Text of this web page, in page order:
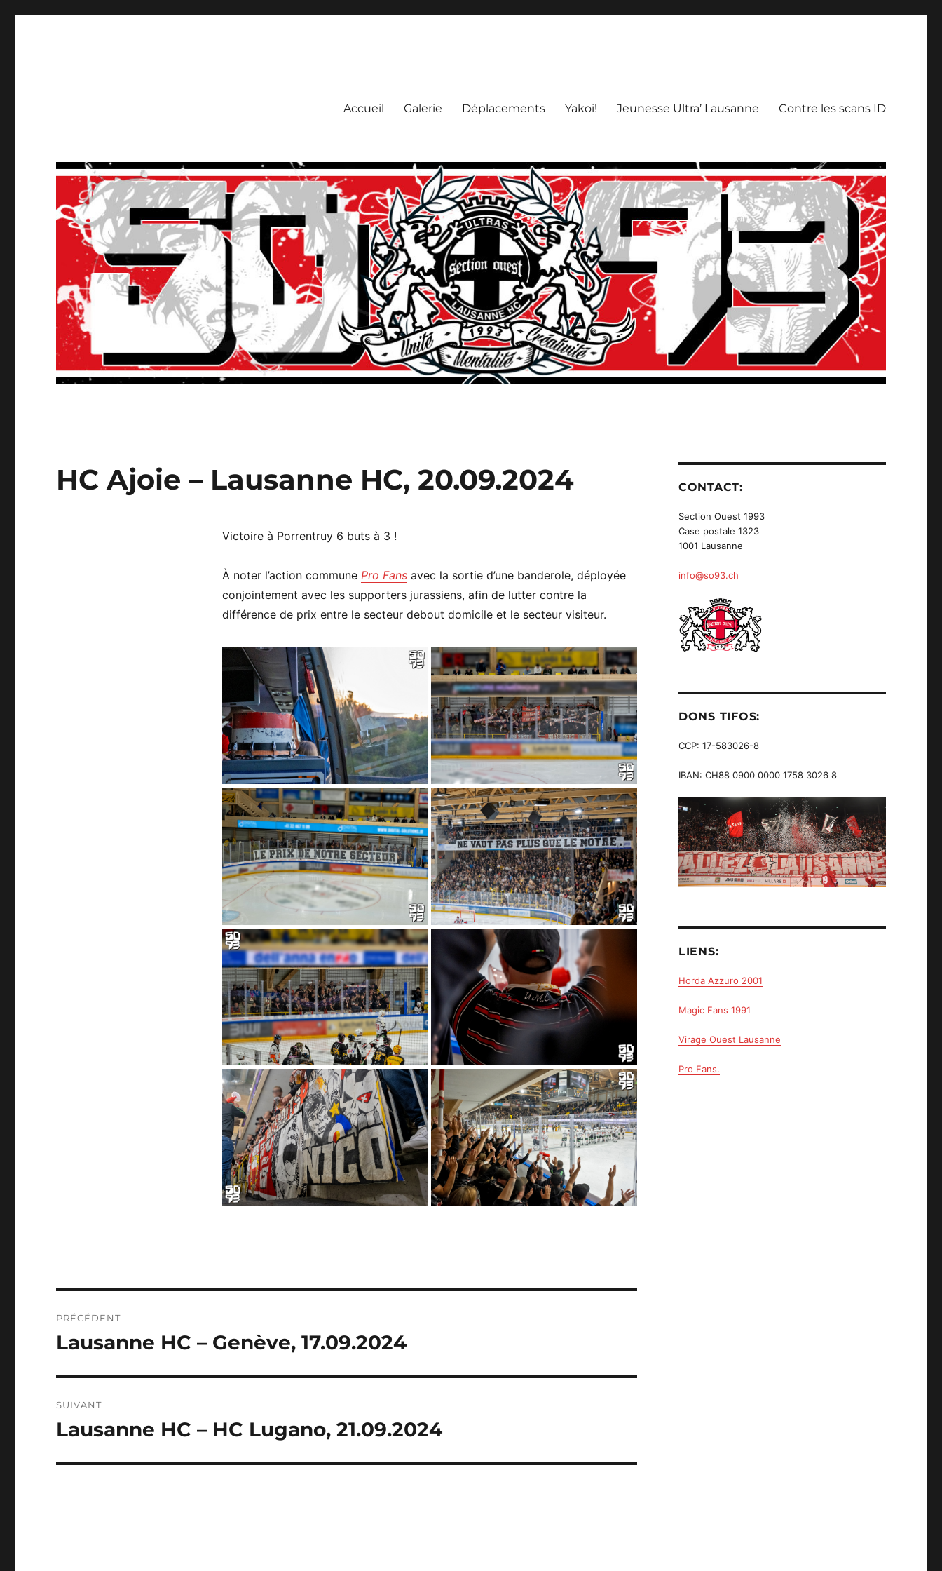
Accueil Galerie Déplacements Yakoi! Jeunesse Ultra’ Lausanne Contre les scans ID
HC Ajoie – Lausanne HC, 20.09.2024
Victoire à Porrentruy 6 buts à 3 !
À noter l’action commune Pro Fansavec la sortie d’une banderole, déployée
conjointement avec les supporters jurassiens, afin de lutter contre la
différence de prix entre le secteur debout domicile et le secteur visiteur.
DE
PRÉCÉDENT
Publication
Lausanne HC – Genève, 17.09.2024
SUIVANT
Publication
Lausanne HC – HC Lugano, 21.09.2024
CONTACT:
Section Ouest 1993
Case postale 1323
1001 Lausanne
info@so93.ch
DONS TIFOS:
CCP: 17-583026-8
IBAN: CH88 0900 0000 1758 3026 8
LIENS:
Horda Azzuro 2001
Magic Fans 1991
Virage Ouest Lausanne
Pro Fans.